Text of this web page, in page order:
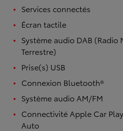
Services connectés
Écran tactile
Système audio DAB (Radio
Terrestre)
Prise(s) USB
Connexion Bluetooth®
Système audio AM/FM
Connectivité Apple Car
Auto